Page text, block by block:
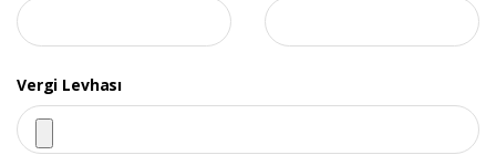
Vergi Levhası